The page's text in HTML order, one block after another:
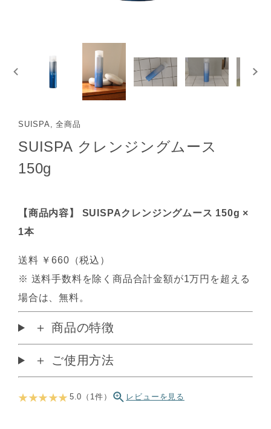
SUISPA, 全商品
SUISPA クレンジングムース
150g
【商品内容】 SUISPAクレンジングムース 150g ×
1本
送料 ￥660（税込）
※ 送料手数料を除く商品合計金額が1万円を超える
場合は、無料。
＋ 商品の特徴
＋ ご使用方法
★ ★ ★ ★ ★ 5.0（1件） レビューを見る